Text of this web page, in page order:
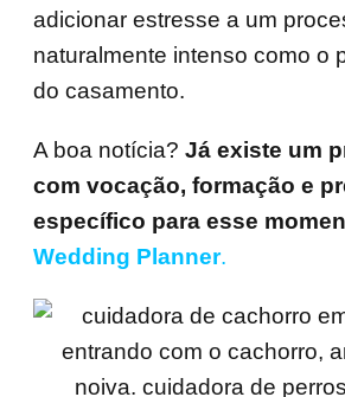
adicionar estresse a um
naturalmente intenso como o
do casamento.
A boa notícia? Já existe um
com vocação, formação e
específico para esse
Wedding Planner.